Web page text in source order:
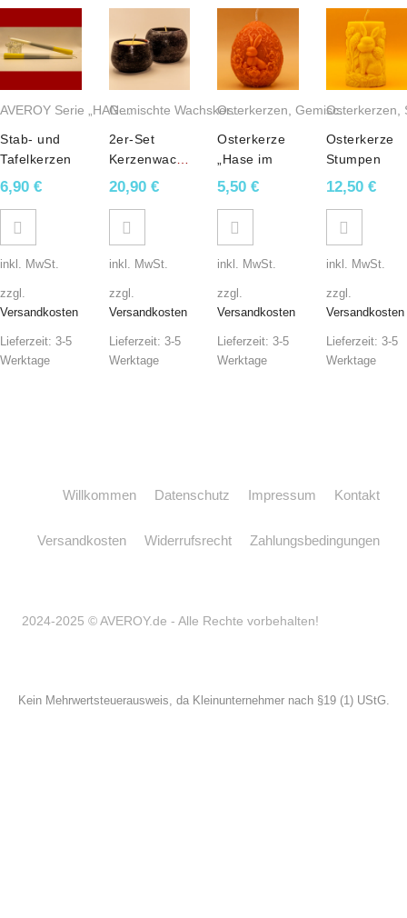
AVEROY Serie „HANNA“ ,Stab- und Tafelkerzen,Gemischte
Stab- und
Tafelkerzen
2er Set „Die
gelbe
HANNA“
6,90 €
inkl. MwSt.
zzgl.
Versandkosten
Lieferzeit: 3-5
Werktage
Gemischte Wachskerzen ,Sojawachskerzen,
2er-Set
Kerzenwachsschalen
in Aubergine
mit
Stumpenkerze
20,90 €
inkl. MwSt.
zzgl.
Versandkosten
Lieferzeit: 3-5
Werktage
Osterkerzen Gemischte Wachskerzen
Osterkerze
„Hase im
Blumenfeld“
in
5,50 €
inkl. MwSt.
zzgl.
Versandkosten
Lieferzeit: 3-5
Werktage
Osterkerzen
Osterkerze
Stumpen
„Hase
stehend“ in
Gelb
12,50 €
inkl. MwSt.
zzgl.
Versandkosten
Lieferzeit: 3-5
Werktage
Willkommen Datenschutz Impressum Kontakt
Versandkosten Widerrufsrecht Zahlungsbedingungen
2024-2025 © AVEROY.de - Alle Rechte vorbehalten!
Kein Mehrwertsteuerausweis, da Kleinunternehmer nach §19 (1) UStG.